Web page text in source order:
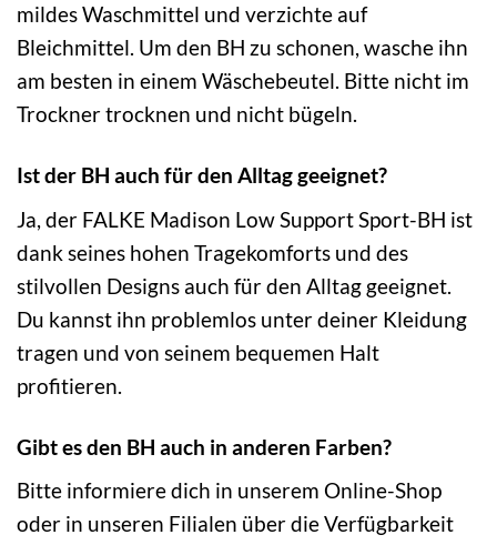
mildes Waschmittel und verzichte auf
Bleichmittel. Um den BH zu schonen, wasche ihn
am besten in einem Wäschebeutel. Bitte nicht im
Trockner trocknen und nicht bügeln.
Ist der BH auch für den Alltag geeignet?
Ja, der FALKE Madison Low Support Sport-BH ist
dank seines hohen Tragekomforts und des
stilvollen Designs auch für den Alltag geeignet.
Du kannst ihn problemlos unter deiner Kleidung
tragen und von seinem bequemen Halt
profitieren.
Gibt es den BH auch in anderen Farben?
Bitte informiere dich in unserem Online-Shop
oder in unseren Filialen über die Verfügbarkeit